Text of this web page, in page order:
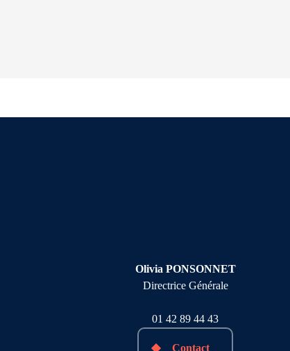
Olivia PONSONNET
Directrice Générale
01 42 89 44 43
Contact